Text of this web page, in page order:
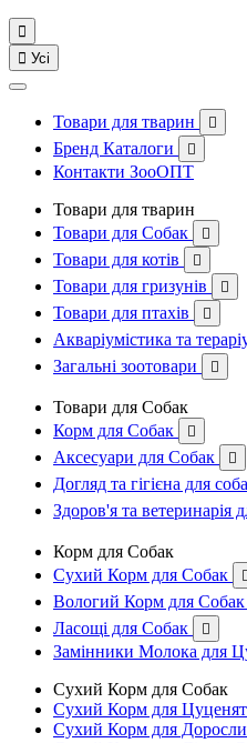

 Усі
Товари для тварин 
Бренд Каталоги 
Контакти ЗооОПТ
Товари для тварин
Товари для Собак

Товари для котів 
Товари для гризунів 
Товари для птахів 
Акваріумістика та
Загальні зоотовари 
Товари для Собак
Корм для Собак

Аксесуари для Собак 
Догляд та гігієна для
Здоров'я та ветеринарія
Корм для Собак
Сухий Корм для Собак

Вологий Корм для Собак
Ласощі для Собак 
Замінники Молока для
Сухий Корм для Собак
Сухий Корм для Цуценят
Сухий Корм для